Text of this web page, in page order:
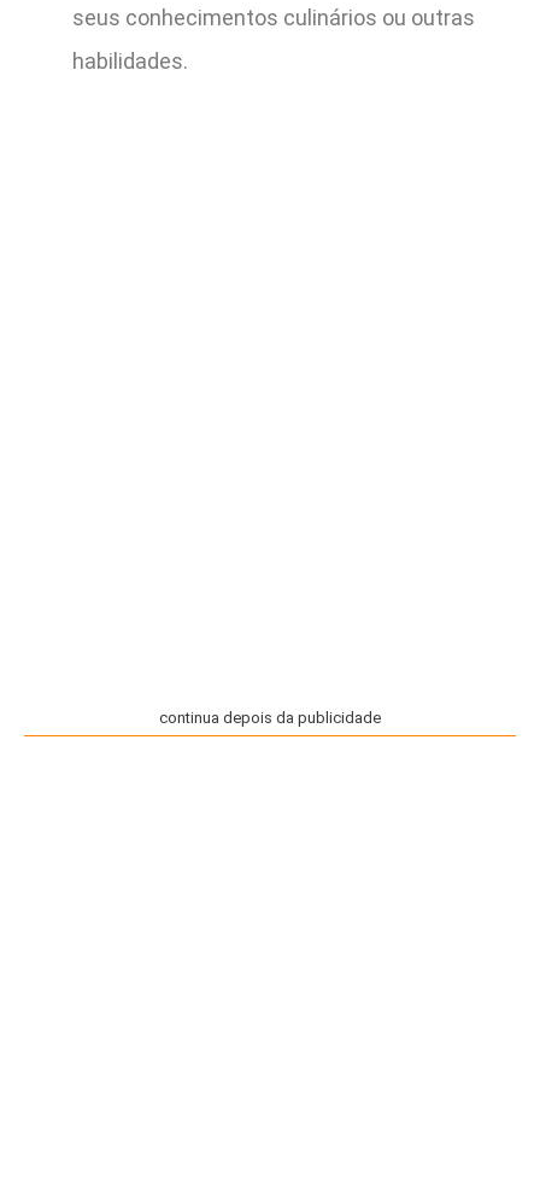
seus conhecimentos culinários ou outras
habilidades.
continua depois da publicidade